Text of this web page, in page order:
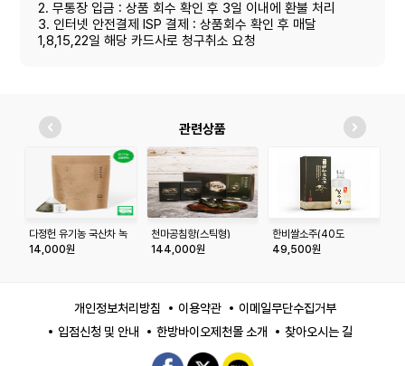
2. 무통장 입금 : 상품 회수 확인 후 3일 이내에 환불 처리
3. 인터넷 안전결제 ISP 결제 : 상품회수 확인 후 매달
1,8,15,22일 해당 카드사로 청구취소 요청
관련상품
다정헌 유기농 국산차 녹
차 20티백+20티백
14,000원
천마공침향(스틱형)
144,000원
한비쌀소주(40도
_750ml)
49,500원
개인정보처리방침 이용약관
이메일무단수집거부
입점신청 및 안내
한방바이오제천몰 소개 찾아오시는 길